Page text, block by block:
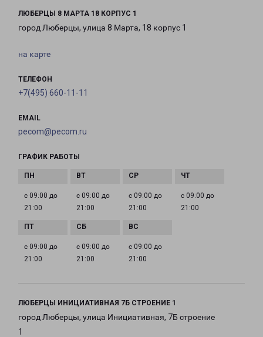
ЛЮБЕРЦЫ 8 МАРТА 18 КОРПУС 1
город Люберцы, улица 8 Марта, 18 корпус 1
на карте
ТЕЛЕФОН
+7(495) 660-11-11
EMAIL
pecom@pecom.ru
ГРАФИК РАБОТЫ
с 09:00 до
21:00
с 09:00 до
21:00
с 09:00 до
21:00
с 09:00 до
21:00
с 09:00 до
21:00
с 09:00 до
21:00
с 09:00 до
21:00
ЛЮБЕРЦЫ ИНИЦИАТИВНАЯ 7Б СТРОЕНИЕ 1
город Люберцы, улица Инициативная, 7Б строение
1